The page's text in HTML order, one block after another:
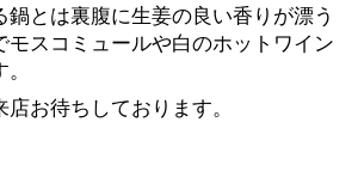
鍋とは裏腹に生姜の良い香りが漂う
モスコミュールや白のホットワイン
お待ちしております。